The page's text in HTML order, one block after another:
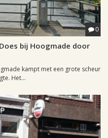
0
bij Hoogmade door
kampt met een grote scheur
Het...